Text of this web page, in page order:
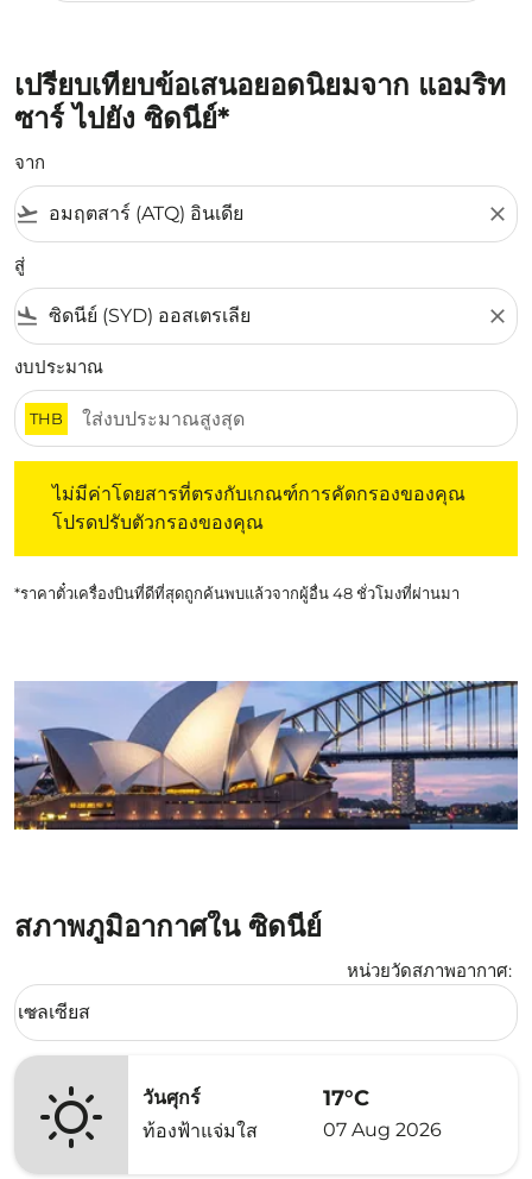
เปรียบเทียบข้อเสนอยอดนิยมจาก แอมริท
ซาร์ ไปยัง ซิดนีย์*
จาก
flight_takeoff close
สู่
flight_land close
งบประมาณ
THB
ไม่มีค่าโดยสารที่ตรงกับเกณฑ์การคัดกรองของคุณ
โปรดปรับตัวกรองของคุณ
*ราคาตั๋วเครื่องบินที่ดีที่สุดถูกค้นพบแล้วจากผู้อื่น 48 ชั่วโมงที่ผ่านมา
สภาพภูมิอากาศใน ซิดนีย์
หน่วยวัดสภาพอากาศ:
Weather unit option เซลเซียส Selected
เซลเซียส
keyboard_arrow_down
วันศุกร์
ท้องฟ้าแจ่มใส
17°C
07 Aug 2026